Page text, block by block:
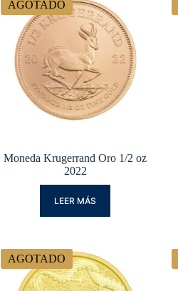
AGOTADO
Moneda Krugerrand Oro 1/2 oz
2022
LEER MÁS
AGOTADO